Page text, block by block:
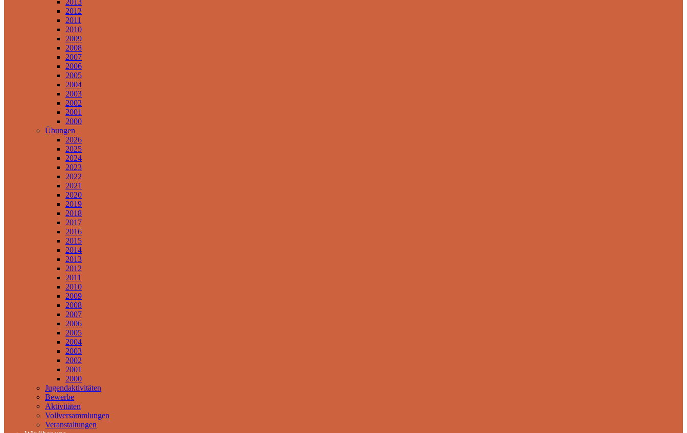
2013
2012
2011
2010
2009
2008
2007
2006
2005
2004
2003
2002
2001
2000
Übungen
2026
2025
2024
2023
2022
2021
2020
2019
2018
2017
2016
2015
2014
2013
2012
2011
2010
2009
2008
2007
2006
2005
2004
2003
2002
2001
2000
Jugendaktivitäten
Bewerbe
Aktivitäten
Vollversammlungen
Veranstaltungen